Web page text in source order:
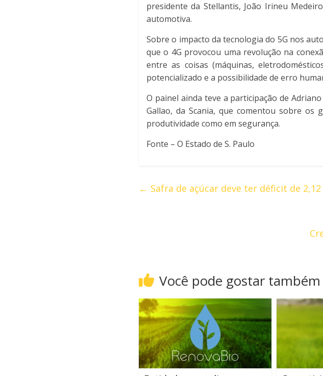
presidente da Stellantis, João Irineu
automotiva.
Sobre o impacto da tecnologia do 5G nos
que o 4G provocou uma revolução na
entre as coisas (máquinas,
potencializado e a possibilidade de erro
O painel ainda teve a participação de
Gallao, da Scania, que comentou sobre
produtividade como em segurança.
Fonte – O Estado de S. Paulo
← Safra de açúcar deve ter déficit de
Você pode gostar também